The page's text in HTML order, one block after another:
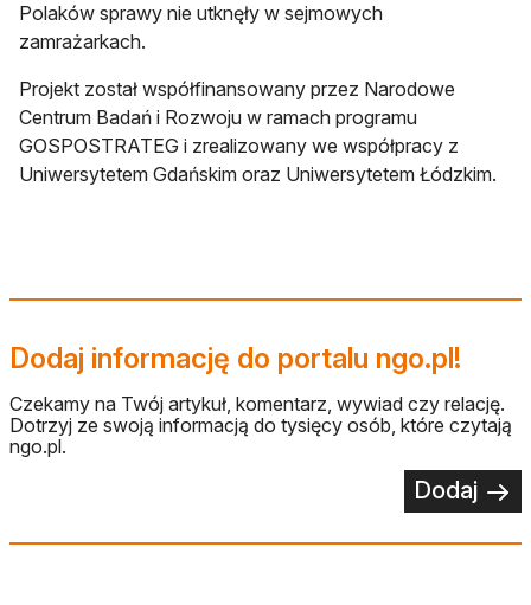
Polaków sprawy nie utknęły w sejmowych
zamrażarkach.
Projekt został współfinansowany przez Narodowe
Centrum Badań i Rozwoju w ramach programu
GOSPOSTRATEG i zrealizowany we współpracy z
Uniwersytetem Gdańskim oraz Uniwersytetem Łódzkim.
Dodaj informację do portalu ngo.pl!
Czekamy na Twój artykuł, komentarz, wywiad czy relację.
Dotrzyj ze swoją informacją do tysięcy osób, które czytają
ngo.pl.
Dodaj